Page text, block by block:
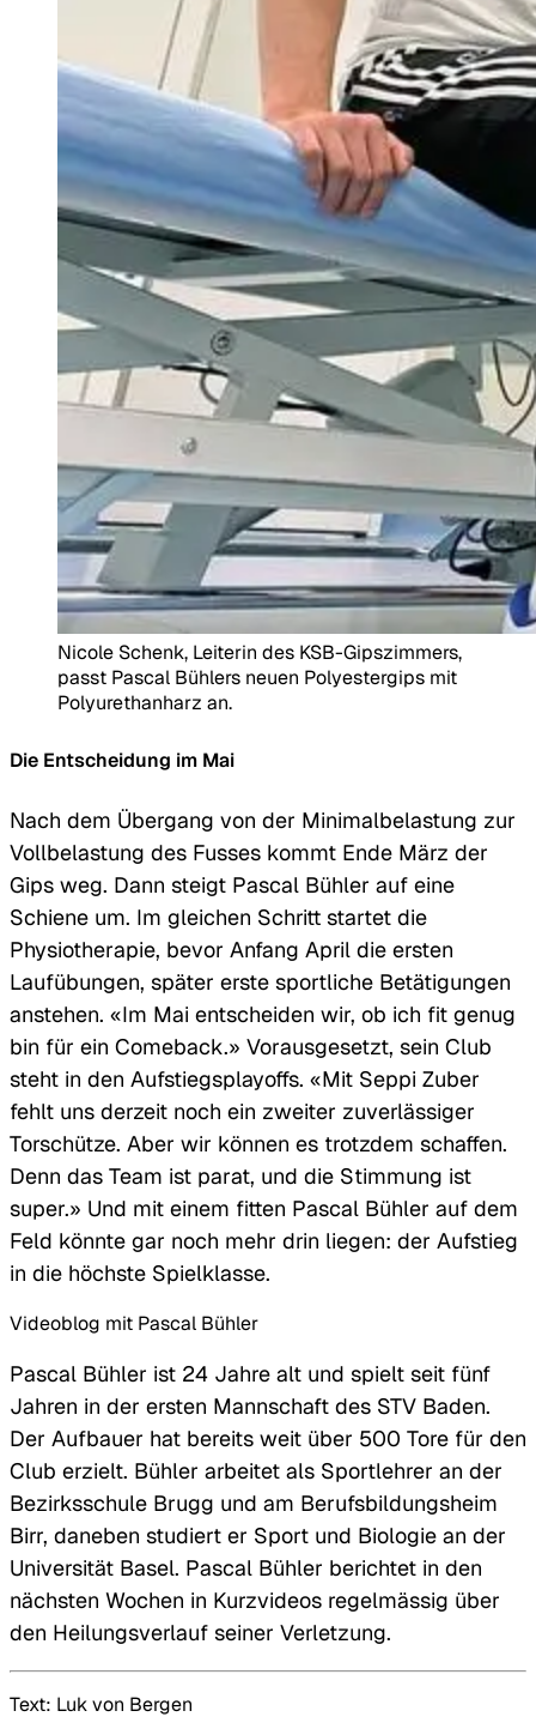
Nicole Schenk, Leiterin des KSB-Gipszimmers,
passt Pascal Bühlers neuen Polyestergips mit
Polyurethanharz an.
Die Entscheidung im Mai
Nach dem Übergang von der Minimalbelastung zur
Vollbelastung des Fusses kommt Ende März der
Gips weg. Dann steigt Pascal Bühler auf eine
Schiene um. Im gleichen Schritt startet die
Physiotherapie, bevor Anfang April die ersten
Laufübungen, später erste sportliche Betätigungen
anstehen. «Im Mai entscheiden wir, ob ich fit genug
bin für ein Comeback.» Vorausgesetzt, sein Club
steht in den Aufstiegsplayoffs. «Mit Seppi Zuber
fehlt uns derzeit noch ein zweiter zuverlässiger
Torschütze. Aber wir können es trotzdem schaffen.
Denn das Team ist parat, und die Stimmung ist
super.» Und mit einem fitten Pascal Bühler auf dem
Feld könnte gar noch mehr drin liegen: der Aufstieg
in die höchste Spielklasse.
Videoblog mit Pascal Bühler
Pascal Bühler ist 24 Jahre alt und spielt seit fünf
Jahren in der ersten Mannschaft des STV Baden.
Der Aufbauer hat bereits weit über 500 Tore für den
Club erzielt. Bühler arbeitet als Sportlehrer an der
Bezirksschule Brugg und am Berufsbildungsheim
Birr, daneben studiert er Sport und Biologie an der
Universität Basel. Pascal Bühler berichtet in den
nächsten Wochen in Kurzvideos regelmässig über
den Heilungsverlauf seiner Verletzung.
Text: Luk von Bergen